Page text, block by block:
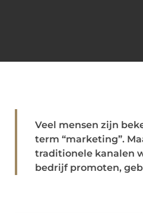
Veel mensen zijn
term “marketing”.
traditionele kanalen
bedrijf promoten,